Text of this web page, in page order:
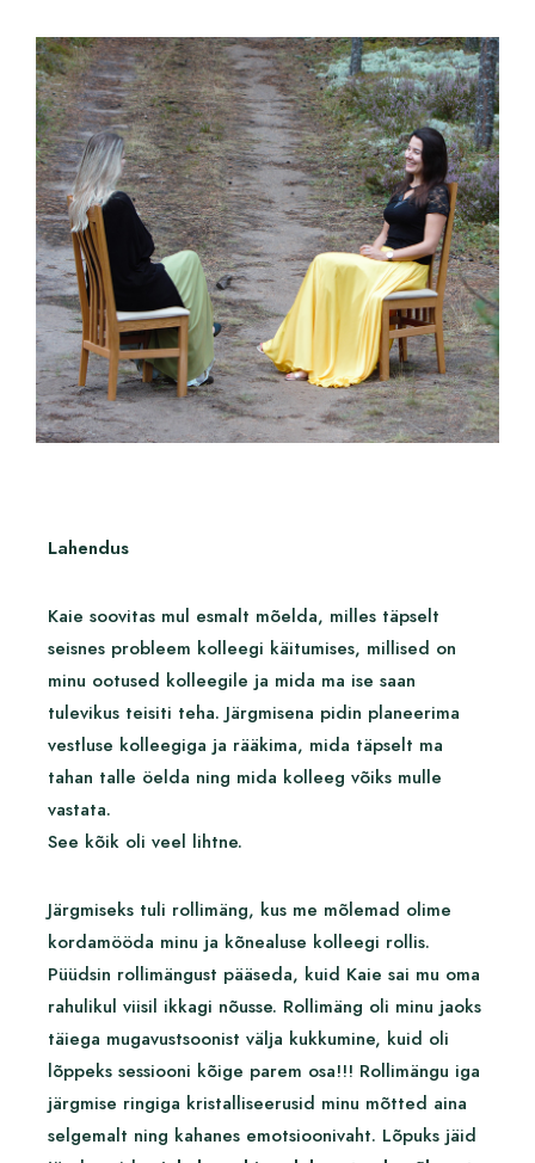
Lahendus
Kaie soovitas mul esmalt mõelda, milles täpselt
seisnes probleem kolleegi käitumises, millised on
minu ootused kolleegile ja mida ma ise saan
tulevikus teisiti teha. Järgmisena pidin planeerima
vestluse kolleegiga ja rääkima, mida täpselt ma
tahan talle öelda ning mida kolleeg võiks mulle
vastata.
See kõik oli veel lihtne.
Järgmiseks tuli rollimäng, kus me mõlemad olime
kordamööda minu ja kõnealuse kolleegi rollis.
Püüdsin rollimängust pääseda, kuid Kaie sai mu oma
rahulikul viisil ikkagi nõusse. Rollimäng oli minu jaoks
täiega mugavustsoonist välja kukkumine, kuid oli
lõppeks sessiooni kõige parem osa!!! Rollimängu iga
järgmise ringiga kristalliseerusid minu mõtted aina
selgemalt ning kahanes emotsioonivaht. Lõpuks jäid